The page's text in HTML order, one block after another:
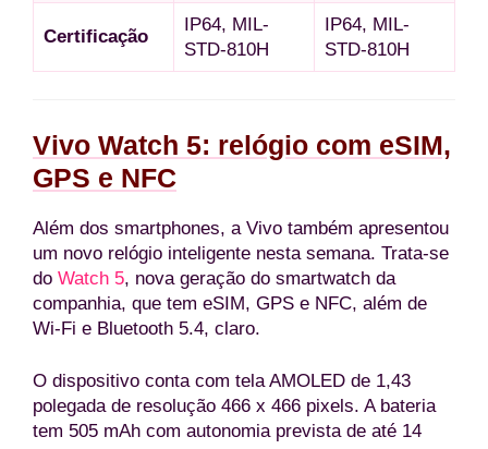
Certificação
IP64, MIL-
STD-810H
IP64, MIL-
STD-810H
Vivo Watch 5: relógio com eSIM,
GPS e NFC
Além dos smartphones, a Vivo também apresentou
um novo relógio inteligente nesta semana. Trata-se
do Watch 5, nova geração do smartwatch da
companhia, que tem eSIM, GPS e NFC, além de
Wi-Fi e Bluetooth 5.4, claro.
O dispositivo conta com tela AMOLED de 1,43
polegada de resolução 466 x 466 pixels. A bateria
tem 505 mAh com autonomia prevista de até 14